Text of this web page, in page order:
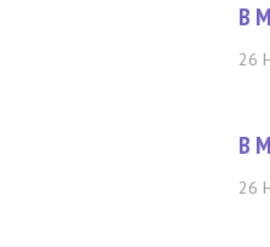
В
26
В
26